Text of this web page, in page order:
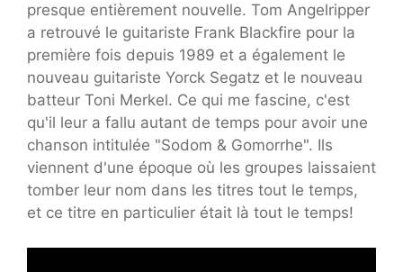
presque entièrement nouvelle. Tom Angelripper
a retrouvé le guitariste Frank Blackfire pour la
première fois depuis 1989 et a également le
nouveau guitariste Yorck Segatz et le nouveau
batteur Toni Merkel. Ce qui me fascine, c'est
qu'il leur a fallu autant de temps pour avoir une
chanson intitulée "Sodom & Gomorrhe". Ils
viennent d'une époque où les groupes laissaient
tomber leur nom dans les titres tout le temps,
et ce titre en particulier était là tout le temps!